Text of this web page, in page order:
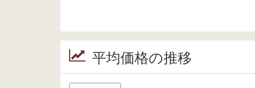
平均価格の推移